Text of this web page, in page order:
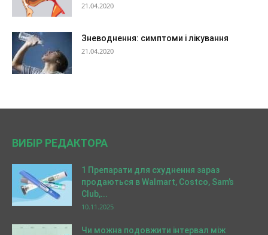
21.04.2020
Зневоднення: симптоми і лікування
21.04.2020
ВИБІР РЕДАКТОРА
1 Препарати для схуднення зараз
продаються в Walmart, Costco, Sam’s
Club,...
10.11.2025
Чи можна подовжити інтервал між